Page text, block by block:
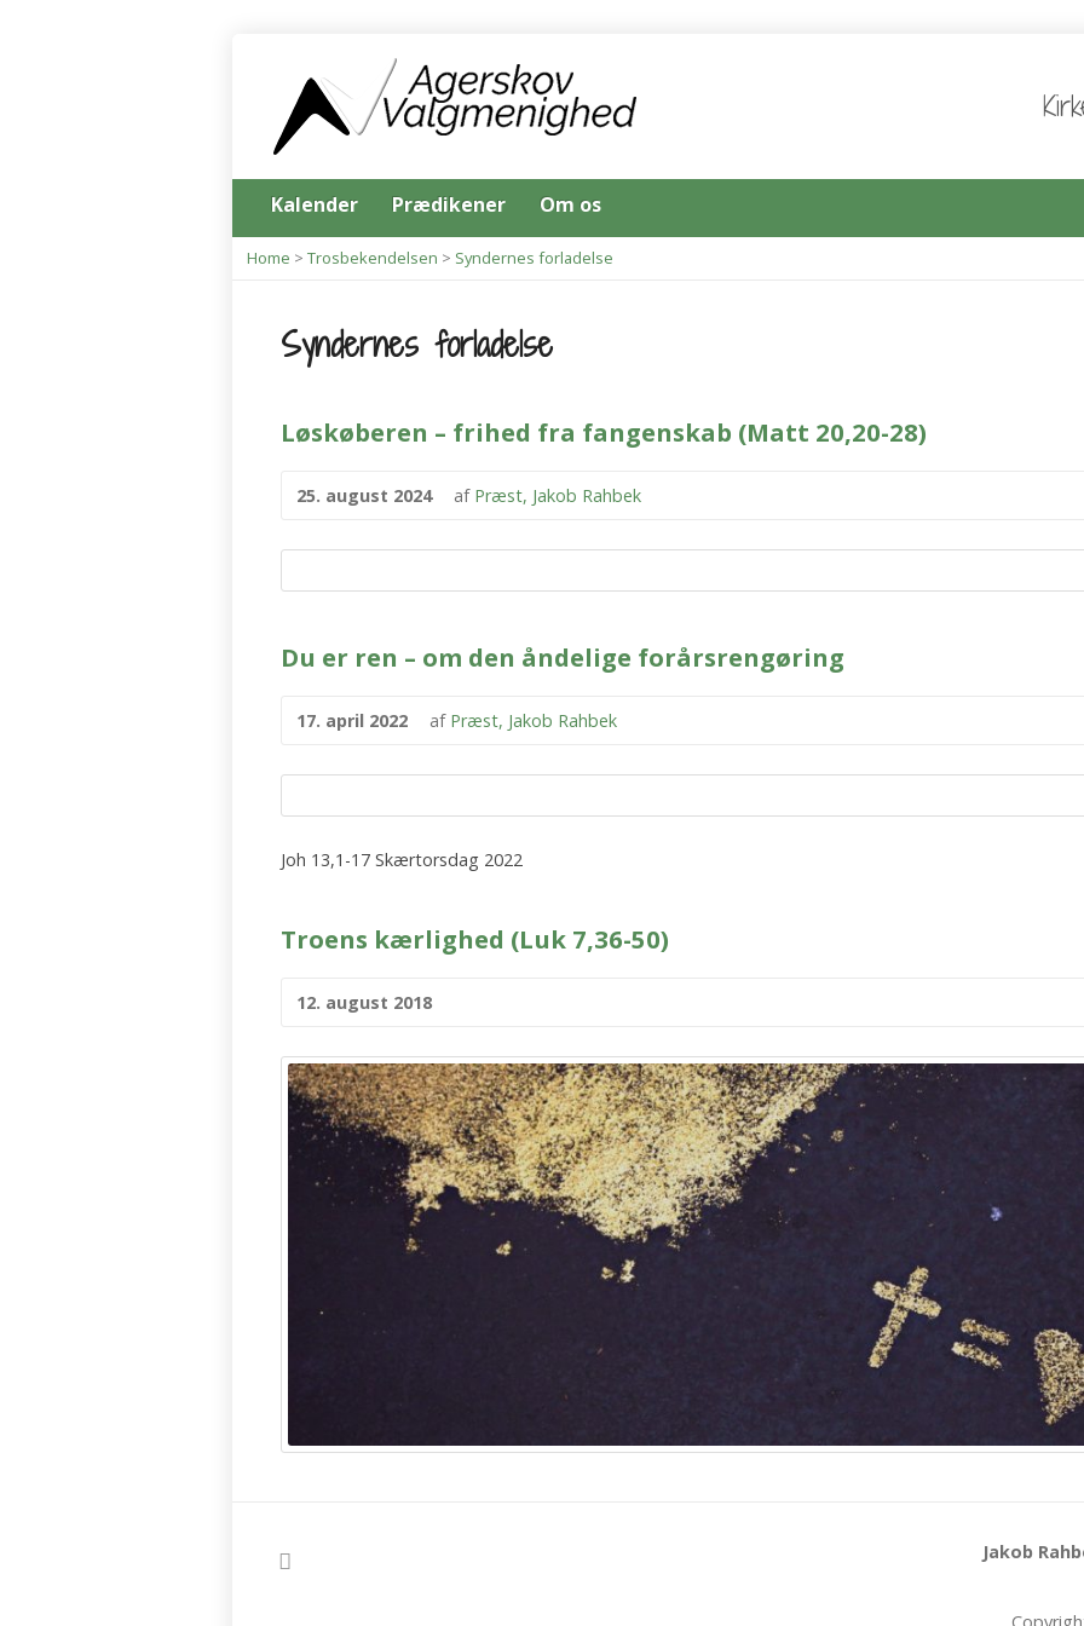
Kalender Prædikener Om os
Home > Trosbekendelsen > Syndernes forladelse
Syndernes forladelse
Løskøberen – frihed fra fangenskab (Matt 20,20-28)
25. august 2024 af Præst, Jakob Rahbek
Du er ren – om den åndelige forårsrengøring
17. april 2022 af Præst, Jakob Rahbek
Joh 13,1-17 Skærtorsdag 2022
Troens kærlighed (Luk 7,36-50)
12. august 2018
Jakob